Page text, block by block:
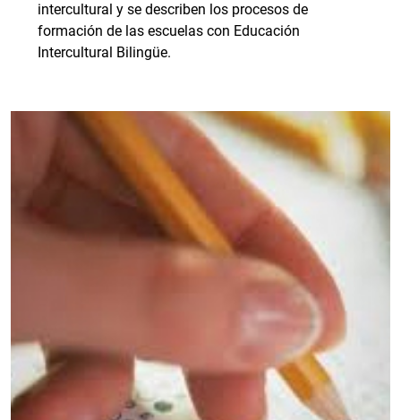
intercultural y se describen los procesos de
formación de las escuelas con Educación
Intercultural Bilingüe.